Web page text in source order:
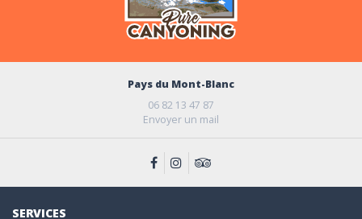
Pays du Mont-Blanc
06 82 13 47 87
Envoyer un mail
SERVICES